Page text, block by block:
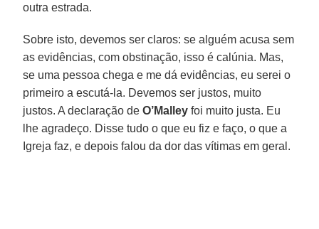
outra estrada.
Sobre isto, devemos ser claros: se alguém acusa sem
as evidências, com obstinação, isso é calúnia. Mas,
se uma pessoa chega e me dá evidências, eu serei o
primeiro a escutá-la. Devemos ser justos, muito
justos. A declaração deO’Malley foi muito justa. Eu
lhe agradeço. Disse tudo o que eu fiz e faço, o que a
Igreja faz, e depois falou da dor das vítimas em geral.